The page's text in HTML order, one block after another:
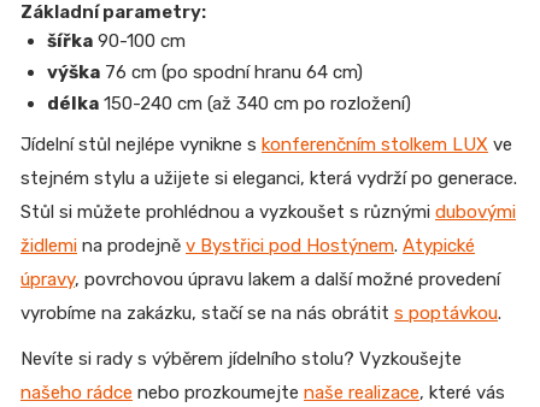
Základní parametry:
šířka 90-100 cm
výška 76 cm (po spodní hranu 64 cm)
délka 150-240 cm (až 340 cm po rozložení)
Jídelní stůl nejlépe vynikne s konferenčním stolkem LUX ve
stejném stylu a užijete si eleganci, která vydrží po generace.
Stůl si můžete prohlédnou a vyzkoušet s různými dubovými
židlemi na prodejně v Bystřici pod Hostýnem. Atypické
úpravy, povrchovou úpravu lakem a další možné provedení
vyrobíme na zakázku, stačí se na nás obrátit s poptávkou.
Nevíte si rady s výběrem jídelního stolu? Vyzkoušejte
našeho rádce nebo prozkoumejte naše realizace, které vás